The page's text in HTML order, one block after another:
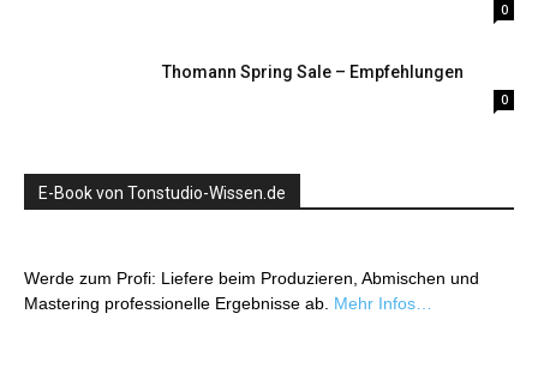
0
Thomann Spring Sale – Empfehlungen
0
E-Book von Tonstudio-Wissen.de
Werde zum Profi: Liefere beim Produzieren, Abmischen und
Mastering professionelle Ergebnisse ab. Mehr Infos…